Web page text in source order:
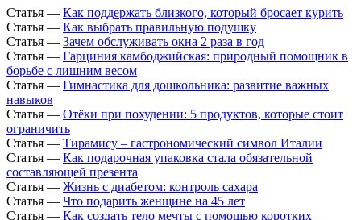
Статья — Как поддержать близкого, который бросает курить
Статья — Как выбрать правильную подушку
Статья — Зачем обслуживать окна 2 раза в год
Статья — Гарциния камбоджийская: природный помощник в
борьбе с лишним весом
Статья — Гимнастика для дошкольника: развитие важных
навыков
Статья — Отёки при похудении: 5 продуктов, которые стоит
ограничить
Статья — Тирамису – гастрономический символ Италии
Статья — Как подарочная упаковка стала обязательной
составляющей презента
Статья — Жизнь с диабетом: контроль сахара
Статья — Что подарить женщине на 45 лет
Статья — Как создать тело мечты с помощью коротких